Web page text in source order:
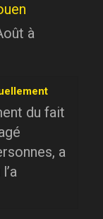
à
du fait
a